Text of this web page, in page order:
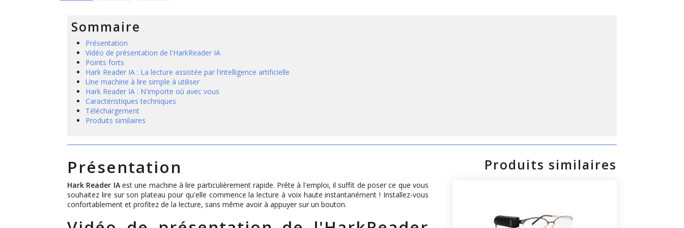
Sommaire
Présentation
Vidéo de présentation de l'HarkReader IA
Points forts
Hark Reader IA : La lecture assistée par l'intelligence artificielle
Une machine à lire simple à utiliser
Hark Reader IA : N'importe où avec vous
Caractéristiques techniques
Téléchargement
Produits similaires
Présentation
Hark Reader IAest une machine à lire particulièrement rapide. Prête à l'emploi, il suffit de poser ce que vous
souhaitez lire sur son plateau pour qu'elle commence la lecture à voix haute instantanément ! Installez-vous
confortablement et profitez de la lecture, sans même avoir à appuyer sur un bouton.
Produits similaires